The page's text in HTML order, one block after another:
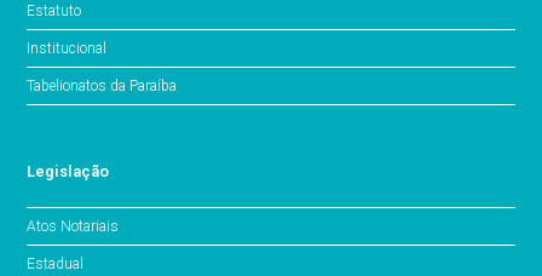
Estatuto
Institucional
Tabelionatos da Paraíba
Legislação
Atos Notariais
Estadual